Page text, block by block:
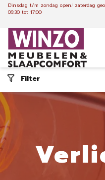
Dinsdag t/m zondag open! zaterdag
09:30 tot 17:00
Filter